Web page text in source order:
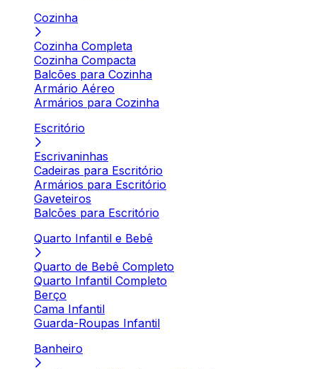
Cozinha
Cozinha Completa
Cozinha Compacta
Balcões para Cozinha
Armário Aéreo
Armários para Cozinha
Escritório
Escrivaninhas
Cadeiras para Escritório
Armários para Escritório
Gaveteiros
Balcões para Escritório
Quarto Infantil e Bebê
Quarto de Bebê Completo
Quarto Infantil Completo
Berço
Cama Infantil
Guarda-Roupas Infantil
Banheiro